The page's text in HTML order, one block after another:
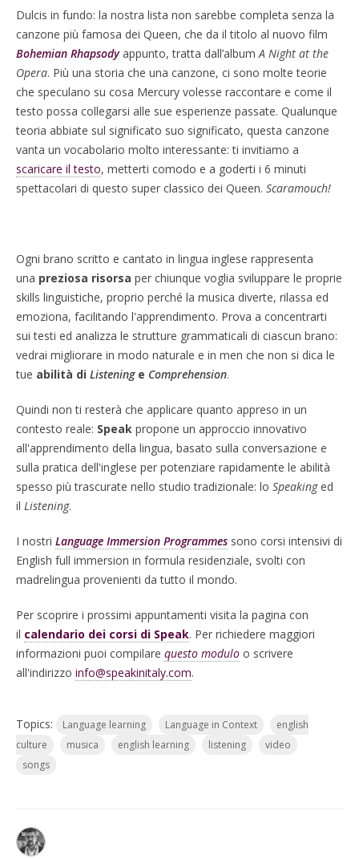
Dulcis in fundo: la nostra lista non sarebbe completa senza la
canzone più famosa dei Queen, che da il titolo al nuovo film
Bohemian Rhapsodyappunto, tratta dall’albumA Night at the
Opera. Più una storia che una canzone, ci sono molte teorie
che speculano su cosa Mercury volesse raccontare e come il
testo possa collegarsi alle sue esperienze passate. Qualunque
teoria abbiate sul significato suo significato, questa canzone
vanta un vocabolario molto interessante: ti invitiamo a
scaricare il testo, metterti comodo e a goderti i 6 minuti
spettacolari di questo super classico dei Queen. Scaramouch!
Ogni brano scritto e cantato in lingua inglese rappresenta
una preziosa risorsa per chiunque voglia sviluppare le proprie
skills linguistiche, proprio perché la musica diverte, rilassa ed
emoziona, facilitando l'apprendimento. Prova a concentrarti
sui testi ed analizza le strutture grammaticali di ciascun brano:
vedrai migliorare in modo naturale e in men che non si dica le
tue abilità di Listening e Comprehension.
Quindi non ti resterà che applicare quanto appreso in un
contesto reale: Speak propone un approccio innovativo
all'apprendimento della lingua, basato sulla conversazione e
sulla pratica dell'inglese per potenziare rapidamente le abilità
spesso più trascurate nello studio tradizionale: lo Speakinged
il Listening.
I nostri Language Immersion Programmes sono corsi intensivi di
English full immersion in formula residenziale, svolti con
madrelingua provenienti da tutto il mondo.
Per scoprire i prossimi appuntamenti visita la pagina con
il calendario dei corsi di Speak. Per richiedere maggiori
informazioni puoi compilare questo modulo o scrivere
all'indirizzo info@speakinitaly.com.
Topics: Language learning Language in Context
english
culture
musica english learning listening
video
songs